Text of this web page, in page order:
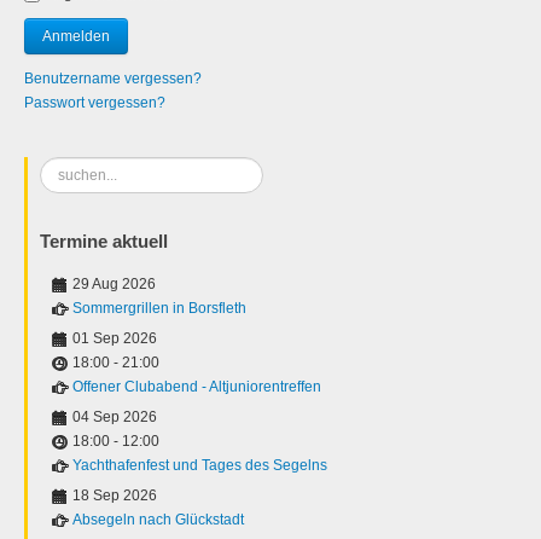
Benutzername vergessen?
Passwort vergessen?
Suchen
...
Termine aktuell
29 Aug 2026
Sommergrillen in Borsfleth
01 Sep 2026
18:00 - 21:00
Offener Clubabend - Altjuniorentreffen
04 Sep 2026
18:00 - 12:00
Yachthafenfest und Tages des Segelns
18 Sep 2026
Absegeln nach Glückstadt